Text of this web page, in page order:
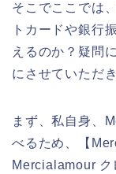
そこでここでは
トカードや銀行
えるのか？疑問
にさせていただ
まず、私自身、
べるため、【
Mercialamour